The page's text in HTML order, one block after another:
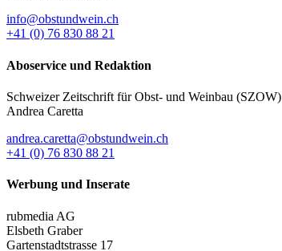
info@obstundwein.ch
+41 (0) 76 830 88 21
Aboservice und Redaktion
Schweizer Zeitschrift für Obst- und Weinbau (SZOW)
Andrea Caretta
andrea.caretta@obstundwein.ch
+41 (0) 76 830 88 21
Werbung und Inserate
rubmedia AG
Elsbeth Graber
Gartenstadtstrasse 17